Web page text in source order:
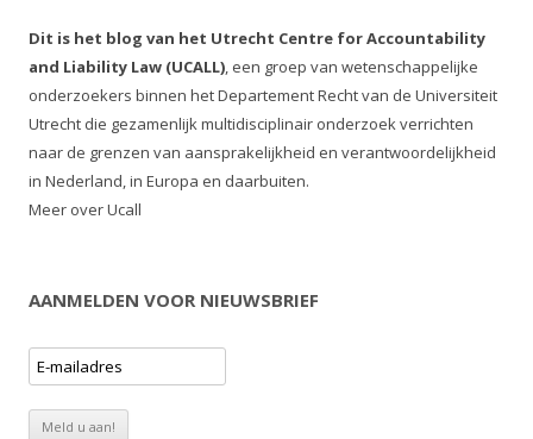
Dit is het blog van het Utrecht Centre for Accountability
and Liability Law (UCALL), een groep van wetenschappelijke
onderzoekers binnen het Departement Recht van de Universiteit
Utrecht die gezamenlijk multidisciplinair onderzoek verrichten
naar de grenzen van aansprakelijkheid en verantwoordelijkheid
in Nederland, in Europa en daarbuiten.
Meer over Ucall
AANMELDEN VOOR NIEUWSBRIEF